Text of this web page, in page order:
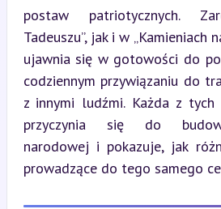
postaw patriotycznych.
Tadeuszu”, jak i w „Kamieniach
ujawnia się w gotowości do
codziennym przywiązaniu do
z innymi ludźmi. Każda z
przyczynia się do
narodowej i pokazuje, jak
prowadzące do tego samego